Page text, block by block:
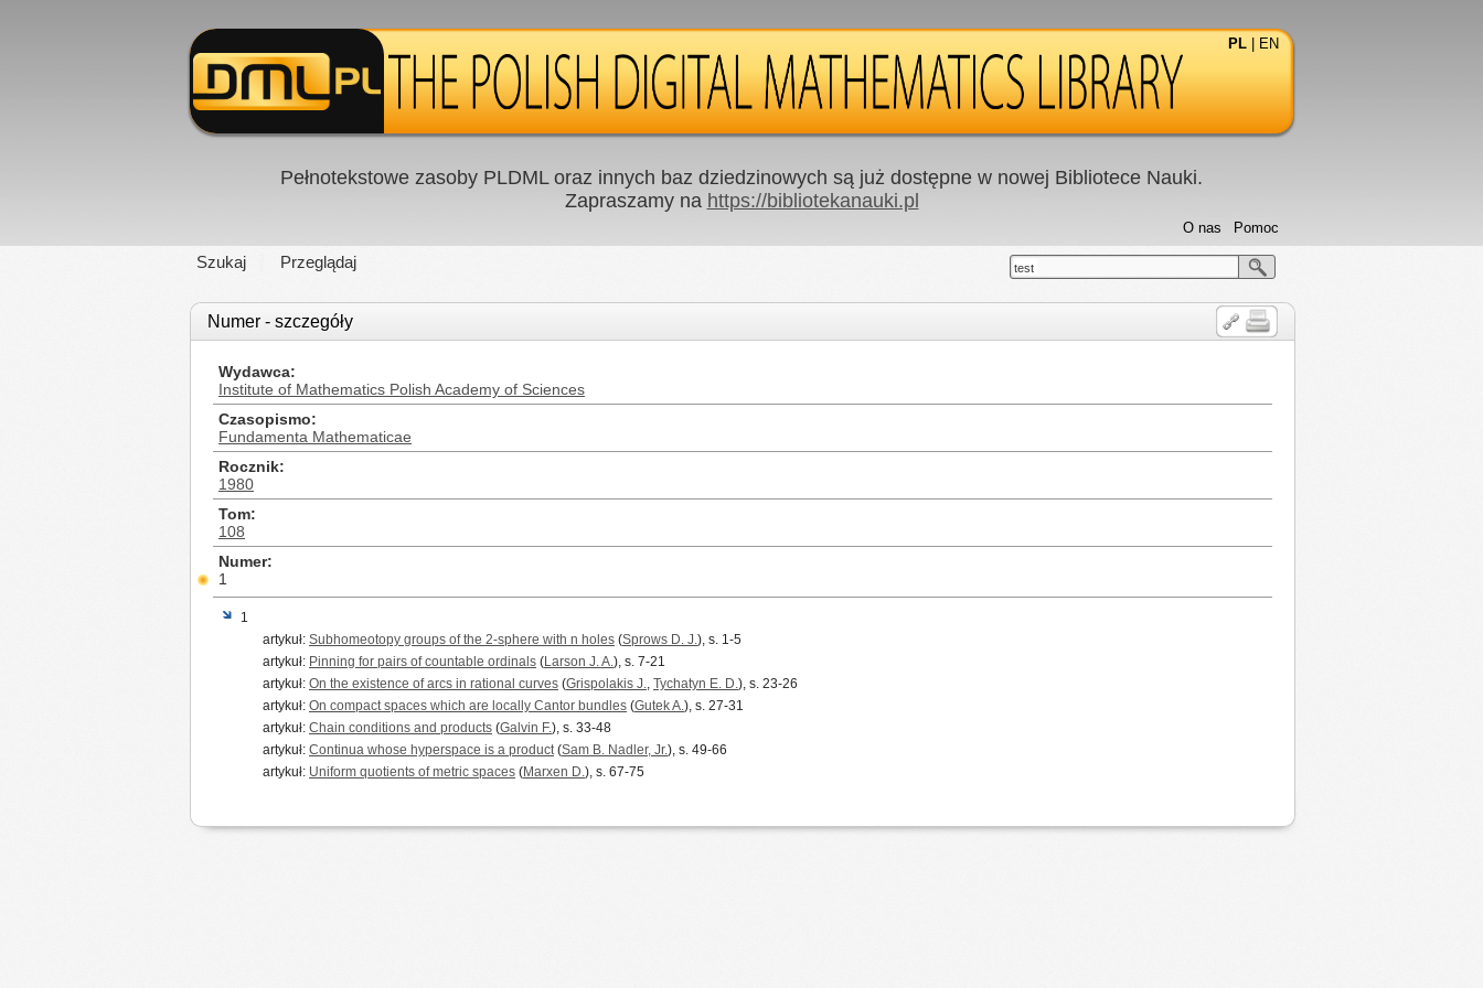
PL EN
Pełnotekstowe zasoby PLDML oraz innych baz dziedzinowych są już dostępne w nowej Bibliotece Nauki.
Zapraszamy na https://bibliotekanauki.pl
Szukaj Przeglądaj
Pomoc
O nas
test
Numer - szczegóły
Wydawca
Institute of Mathematics Polish Academy of Sciences
Czasopismo
Fundamenta Mathematicae
Rocznik
1980
Tom
108
Numer
1
1
artykuł: Subhomeotopy groups of the 2-sphere with n holes (Sprows D. J.), s. 1-5
artykuł: Pinning for pairs of countable ordinals (Larson J. A.), s. 7-21
artykuł: On the existence of arcs in rational curves (Grispolakis J., Tychatyn E. D.), s. 23-26
artykuł: On compact spaces which are locally Cantor bundles (Gutek A.), s. 27-31
artykuł: Chain conditions and products (Galvin F.), s. 33-48
artykuł: Continua whose hyperspace is a product(Sam B. Nadler, Jr.), s. 49-66
artykuł: Uniform quotients of metric spaces (Marxen D.), s. 67-75